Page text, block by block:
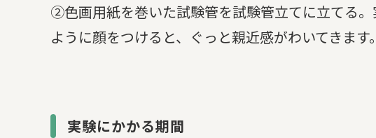
②色画用紙を巻いた試験管を試験管立てに立てる
ように顔をつけると、ぐっと親近感がわいてきます。
実験にかかる期間